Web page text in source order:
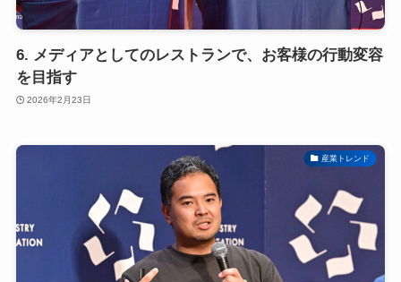
6. メディアとしてのレストランで、お客様の行動変容
を目指す
2026年2月23日
産業トレンド